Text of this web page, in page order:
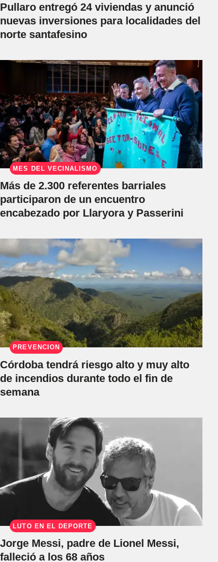
Pullaro entregó 24 viviendas y anunció
nuevas inversiones para localidades del
norte santafesino
MES DEL VECINALISMO
Más de 2.300 referentes barriales
participaron de un encuentro
encabezado por Llaryora y Passerini
PREVENCIÓN
Córdoba tendrá riesgo alto y muy alto
de incendios durante todo el fin de
semana
LUTO EN EL DEPORTE
Jorge Messi, padre de Lionel Messi,
falleció a los 68 años